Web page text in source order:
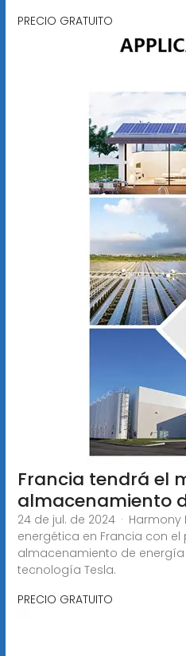
PRECIO GRATUITO
Francia tendrá el
almacenamiento
24 de jul. de 2024 ·
energética en Francia con
almacenamiento de
tecnología Tesla.
PRECIO GRATUITO